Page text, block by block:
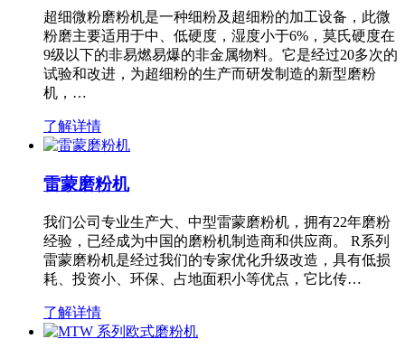
超细微粉磨粉机是一种细粉及超细粉的加工设备，此微
粉磨主要适用于中、低硬度，湿度小于6%，莫氏硬度在
9级以下的非易燃易爆的非金属物料。它是经过20多次的
试验和改进，为超细粉的生产而研发制造的新型磨粉
机，…
了解详情
雷蒙磨粉机
我们公司专业生产大、中型雷蒙磨粉机，拥有22年磨粉
经验，已经成为中国的磨粉机制造商和供应商。 R系列
雷蒙磨粉机是经过我们的专家优化升级改造，具有低损
耗、投资小、环保、占地面积小等优点，它比传…
了解详情